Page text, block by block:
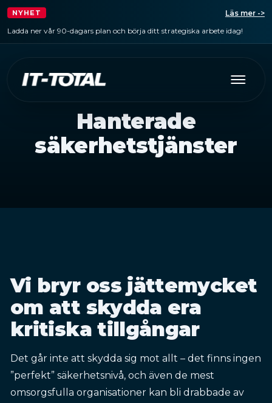
NYHET
Ladda ner vår 90-dagars plan och börja ditt strategiska arbete idag!
Läs mer ->
Hanterade
säkerhetstjänster
Vi bryr oss jättemycket
om att skydda era
kritiska tillgångar
Det går inte att skydda sig mot allt – det finns ingen
”perfekt” säkerhetsnivå, och även de mest
omsorgsfulla organisationer kan bli drabbade av